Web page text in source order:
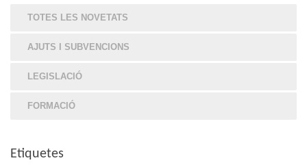
TOTES LES NOVETATS
AJUTS I SUBVENCIONS
LEGISLACIÓ
FORMACIÓ
Etiquetes